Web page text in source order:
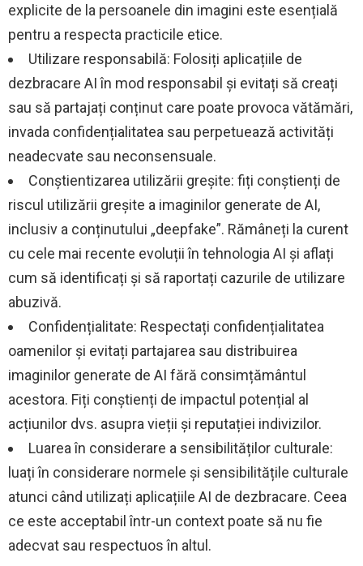
explicite de la persoanele din imagini este esențială
pentru a respecta practicile etice.
Utilizare responsabilă: Folosiți aplicațiile de
dezbracare AI în mod responsabil și evitați să creați
sau să partajați conținut care poate provoca vătămări,
invada confidențialitatea sau perpetuează activități
neadecvate sau neconsensuale.
Conștientizarea utilizării greșite: fiți conștienți de
riscul utilizării greșite a imaginilor generate de AI,
inclusiv a conținutului „deepfake”. Rămâneți la curent
cu cele mai recente evoluții în tehnologia AI și aflați
cum să identificați și să raportați cazurile de utilizare
abuzivă.
Confidențialitate: Respectați confidențialitatea
oamenilor și evitați partajarea sau distribuirea
imaginilor generate de AI fără consimțământul
acestora. Fiți conștienți de impactul potențial al
acțiunilor dvs. asupra vieții și reputației indivizilor.
Luarea în considerare a sensibilităților culturale:
luați în considerare normele și sensibilitățile culturale
atunci când utilizați aplicațiile AI de dezbracare. Ceea
ce este acceptabil într-un context poate să nu fie
adecvat sau respectuos în altul.